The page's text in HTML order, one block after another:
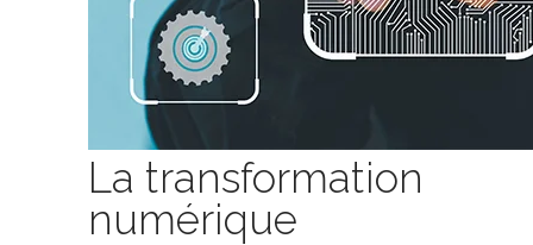
La transformation
numérique